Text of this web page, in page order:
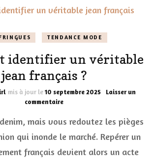
TENDANCE MODE
identifier un véritable
jean français ?
mis à jour le10 septembre 2025
Laisser un
commentairesur
identifier
véritable
jean
mais vous redoutez les pièges
qui inonde le marché. Repérer un
français devient alors un acte